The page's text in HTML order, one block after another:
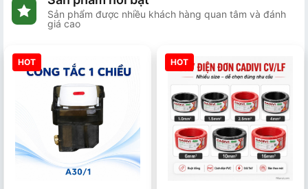
Sản phẩm được nhiều khách hàng quan tâm và đánh
giá cao
HOT HOT